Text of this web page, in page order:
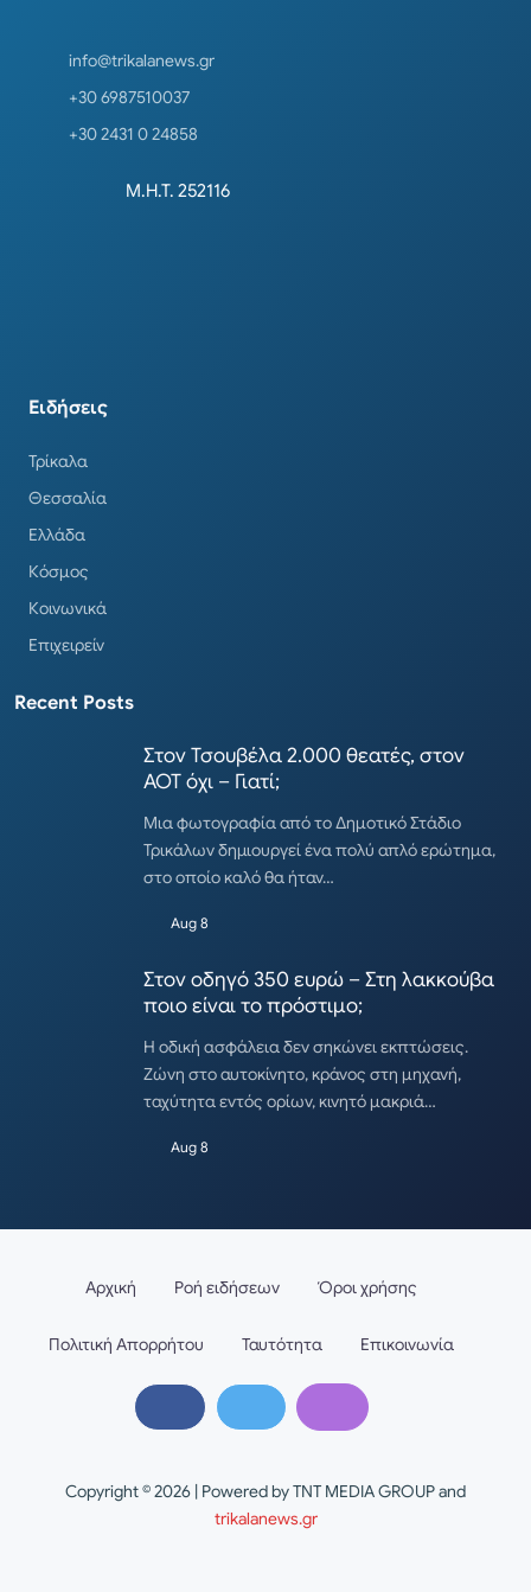
info@trikalanews.gr
+30 6987510037
+30 2431 0 24858
Μ.Η.Τ. 252116
Ειδήσεις
Τρίκαλα
Θεσσαλία
Ελλάδα
Κόσμος
Κοινωνικά
Επιχειρείν
Recent Posts
Στον Τσουβέλα 2.000 θεατές, στον
ΑΟΤ όχι – Γιατί;
Μια φωτογραφία από το Δημοτικό Στάδιο
Τρικάλων δημιουργεί ένα πολύ απλό ερώτημα,
στο οποίο καλό θα ήταν…
Aug 8
Στον οδηγό 350 ευρώ – Στη λακκούβα
ποιο είναι το πρόστιμο;
Η οδική ασφάλεια δεν σηκώνει εκπτώσεις.
Ζώνη στο αυτοκίνητο, κράνος στη μηχανή,
ταχύτητα εντός ορίων, κινητό μακριά…
Aug 8
Copyright © 2026 | Powered by TNT MEDIA GROUP and
trikalanews.gr
Αρχική Ροή ειδήσεων Όροι χρήσης
Πολιτική Απορρήτου Ταυτότητα Επικοινωνία